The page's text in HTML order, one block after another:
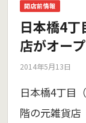
開店前情報
日本橋4丁
店がオー
2014年5月13日
日本橋4丁目
階の元雑貨店